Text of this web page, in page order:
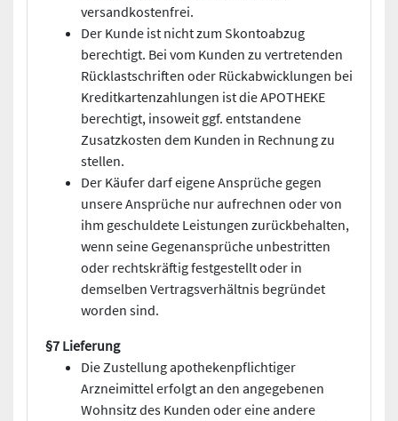
versandkostenfrei.
Der Kunde ist nicht zum Skontoabzug
berechtigt. Bei vom Kunden zu vertretenden
Rücklastschriften oder Rückabwicklungen bei
Kreditkartenzahlungen ist die APOTHEKE
berechtigt, insoweit ggf. entstandene
Zusatzkosten dem Kunden in Rechnung zu
stellen.
Der Käufer darf eigene Ansprüche gegen
unsere Ansprüche nur aufrechnen oder von
ihm geschuldete Leistungen zurückbehalten,
wenn seine Gegenansprüche unbestritten
oder rechtskräftig festgestellt oder in
demselben Vertragsverhältnis begründet
worden sind.
§7 Lieferung
Die Zustellung apothekenpflichtiger
Arzneimittel erfolgt an den angegebenen
Wohnsitz des Kunden oder eine andere